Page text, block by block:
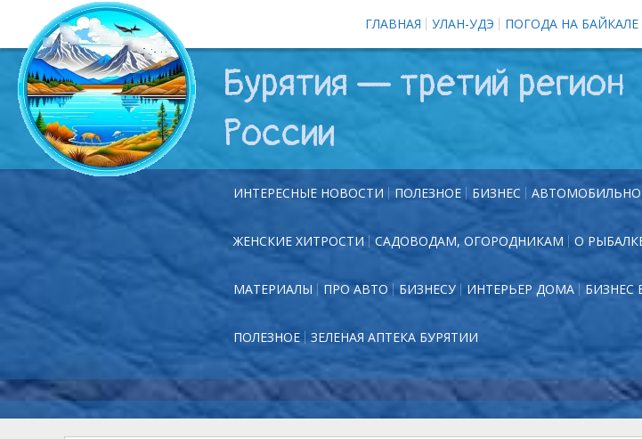
ГЛАВНАЯ УЛАН-УДЭ ПОГОДА НА БАЙКАЛЕ
Бурятия — третий регион
России
ИНТЕРЕСНЫЕ НОВОСТИ ПОЛЕЗНОЕ БИЗНЕС
ЖЕНСКИЕ ХИТРОСТИ САДОВОДАМ, ОГОРОДНИКАМ О
МАТЕРИАЛЫ ПРО АВТО БИЗНЕСУ ИНТЕРЬЕР ДОМА БИЗНЕС
ПОЛЕЗНОЕ ЗЕЛЕНАЯ АПТЕКА БУРЯТИИ